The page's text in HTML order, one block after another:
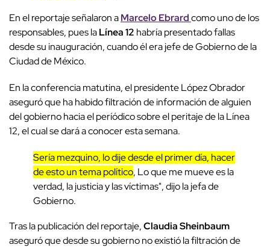
En el reportaje señalaron aMarcelo Ebrardcomo uno de los
responsables, pues laLínea 12 habría presentado fallas
desde su inauguración, cuando él era jefe de Gobierno de la
Ciudad de México.
En la conferencia matutina, el presidente López Obrador
aseguró que ha habido filtración de información de alguien
del gobierno hacia el períódico sobre el peritaje de la Línea
12, el cual se dará a conocer esta semana.
Sería mezquino, lo dije desde el primer día, hacer
de esto un tema político, Lo que me mueve es la
verdad, la justicia y las víctimas", dijo la jefa de
Gobierno.
Tras la publicación del reportaje,Claudia Sheinbaum
aseguró que desde su gobierno no existió la filtración de